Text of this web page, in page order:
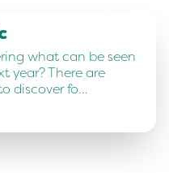
what can be seen
year? There are
discover fo…